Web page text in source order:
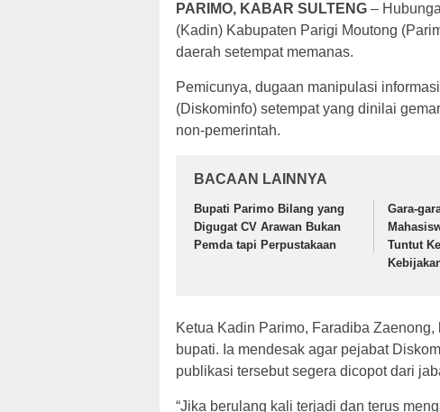
PARIMO, KABAR SULTENG –
(Kadin) Kabupaten Parigi Moutong
daerah setempat memanas.
Pemicunya, dugaan manipulasi
(Diskominfo) setempat yang dinilai
non-pemerintah.
BACAAN LAINNYA
Bupati Parimo Bilang yang
Digugat CV Arawan Bukan
Pemda tapi Perpustakaan
Gara-
Tuntut
Ketua Kadin Parimo, Faradiba
bupati. Ia mendesak agar pejabat
publikasi tersebut segera dicopot dari
“Jika berulang kali terjadi dan terus